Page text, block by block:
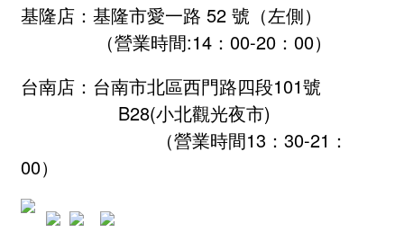
基隆店：基隆市愛一路 52 號（左側）
（營業時間:14：00-20：00）
台南店：台南市北區西門路四段101號
B28(小北觀光夜市)
（營業時間13：30-21：
00）